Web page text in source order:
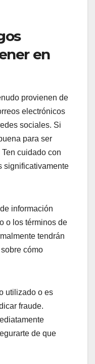
en
provienen de
electrónicos
sociales. Si
para ser
cuidado con
significativamente
información
o los términos de
tendrán
cómo
utilizado o es
fraude.
de que